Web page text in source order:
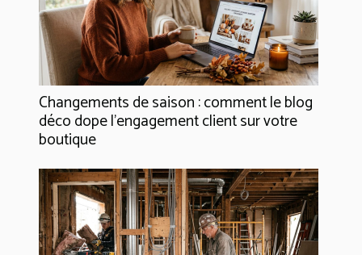
Changements de saison : comment le blog
déco dope l’engagement client sur votre
boutique